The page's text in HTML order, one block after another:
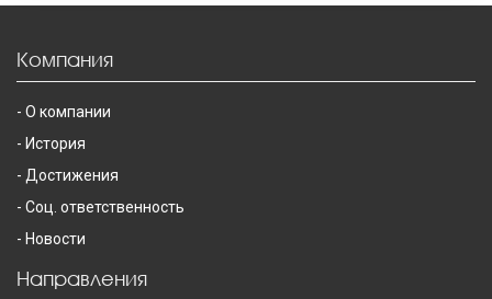
Компания
О компании
История
Достижения
Соц. ответственность
Новости
Направления